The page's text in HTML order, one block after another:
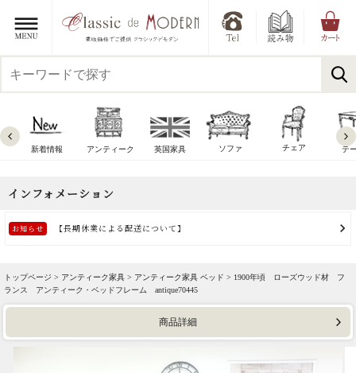
新着情報 アンティーク 英国家具 ソファ チェア テ
トップページ > アンティーク家具 > アンティーク家具 ベッド > 1900年頃 ローズウッド材 フ
ランス アンティーク・ベッドフレーム antique70445
商品詳細